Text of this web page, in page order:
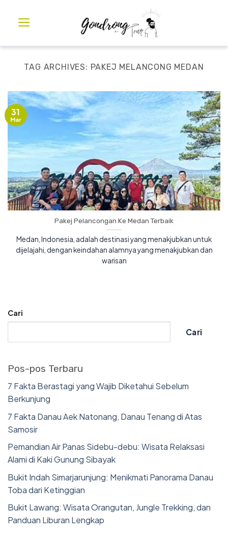
TAG ARCHIVES: PAKEJ MELANCONG MEDAN
Pakej Pelancongan Ke Medan Terbaik
Medan, Indonesia, adalah destinasi yang menakjubkan untuk
dijelajahi, dengan keindahan alamnya yang menakjubkan dan
warisan
31
Mar
Cari
Cari
Pos-pos Terbaru
7 Fakta Berastagi yang Wajib Diketahui Sebelum
Berkunjung
7 Fakta Danau Aek Natonang, Danau Tenang di Atas
Samosir
Pemandian Air Panas Sidebu-debu: Wisata Relaksasi
Alami di Kaki Gunung Sibayak
Bukit Indah Simarjarunjung: Menikmati Panorama Danau
Toba dari Ketinggian
Bukit Lawang: Wisata Orangutan, Jungle Trekking, dan
Panduan Liburan Lengkap